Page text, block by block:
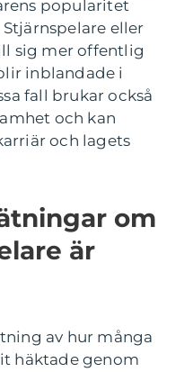
popularitet
eller
sig mer offentlig
inblandade i
fall brukar också
och kan
och lagets
om
är
av hur många
häktade genom